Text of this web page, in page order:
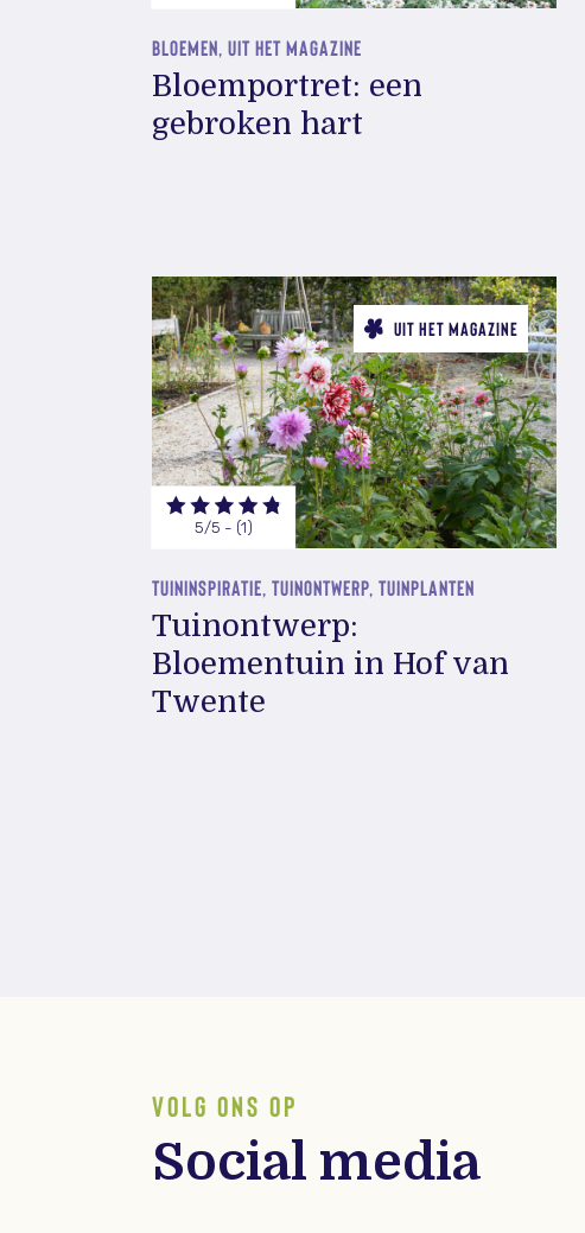
BLOEMEN, UIT HET MAGAZINE
Bloemportret: een
gebroken hart
UIT HET MAGAZINE
5/5 - (1)
TUININSPIRATIE, TUINONTWERP, TUINPLANTEN
Tuinontwerp:
Bloementuin in Hof van
Twente
VOLG ONS OP
Social media